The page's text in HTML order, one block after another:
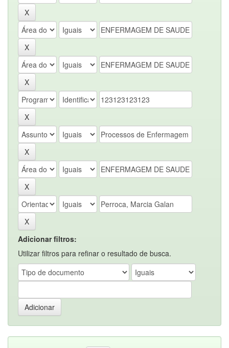
Adicionar filtros:
Utilizar filtros para refinar o resultado de busca.